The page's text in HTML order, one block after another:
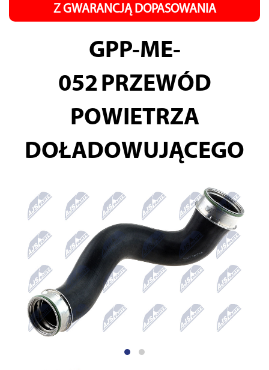
Z GWARANCJĄ DOPASOWANIA
GPP-ME-
052 PRZEWÓD
POWIETRZA
DOŁADOWUJĄCEGO